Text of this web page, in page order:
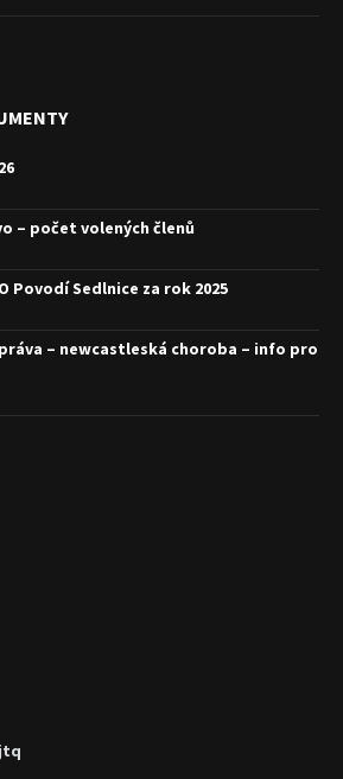
– počet volených členů
Povodí Sedlnice za rok 2025
– newcastleská choroba – info pro